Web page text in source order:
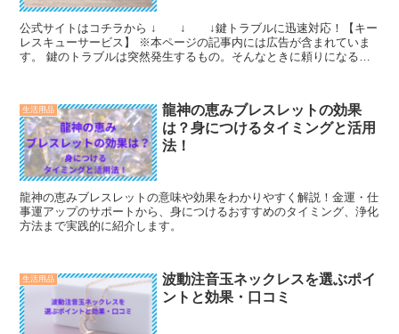
公式サイトはコチラから ↓ ↓ ↓鍵トラブルに迅速対応！【キー
レスキューサービス】 ※本ページの記事内には広告が含まれていま
す。 鍵のトラブルは突然発生するもの。そんなときに頼りになるの
生活用品
龍神の恵みブレスレットの効果
は？身につけるタイミングと活用
法！
龍神の恵みブレスレットの意味や効果をわかりやすく解説！金運・仕
事運アップのサポートから、身につけるおすすめのタイミング、浄化
方法まで実践的に紹介します。
生活用品
波動注音玉ネックレスを選ぶポイ
ントと効果・口コミ